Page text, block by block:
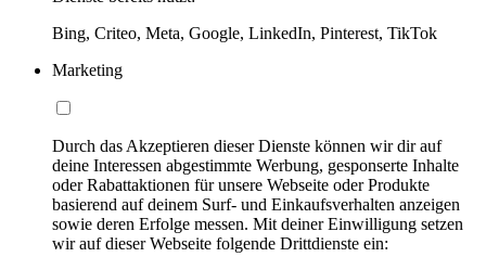
Bing, Criteo, Meta, Google, LinkedIn, Pinterest, TikTok
Marketing
Durch das Akzeptieren dieser Dienste können wir dir auf
deine Interessen abgestimmte Werbung, gesponserte Inhalte
oder Rabattaktionen für unsere Webseite oder Produkte
basierend auf deinem Surf- und Einkaufsverhalten anzeigen
sowie deren Erfolge messen. Mit deiner Einwilligung setzen
wir auf dieser Webseite folgende Drittdienste ein: